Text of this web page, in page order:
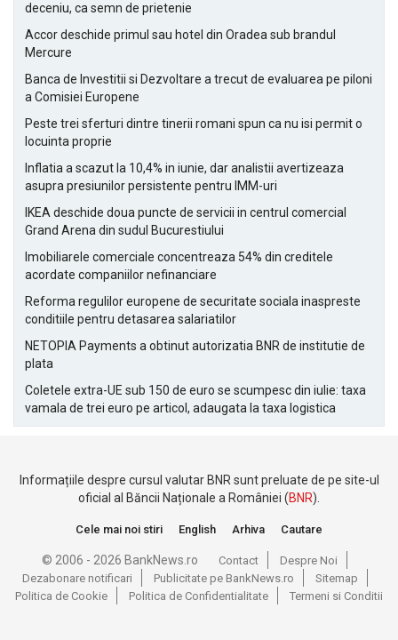
deceniu, ca semn de prietenie
Accor deschide primul sau hotel din Oradea sub brandul
Mercure
Banca de Investitii si Dezvoltare a trecut de evaluarea pe piloni
a Comisiei Europene
Peste trei sferturi dintre tinerii romani spun ca nu isi permit o
locuinta proprie
Inflatia a scazut la 10,4% in iunie, dar analistii avertizeaza
asupra presiunilor persistente pentru IMM-uri
IKEA deschide doua puncte de servicii in centrul comercial
Grand Arena din sudul Bucurestiului
Imobiliarele comerciale concentreaza 54% din creditele
acordate companiilor nefinanciare
Reforma regulilor europene de securitate sociala inaspreste
conditiile pentru detasarea salariatilor
NETOPIA Payments a obtinut autorizatia BNR de institutie de
plata
Coletele extra-UE sub 150 de euro se scumpesc din iulie: taxa
vamala de trei euro pe articol, adaugata la taxa logistica
Informațiile despre cursul valutar BNR sunt preluate de pe site-ul
oficial al Băncii Naționale a României (BNR).
Cele mai noi stiri English Arhiva Cautare
© 2006 - 2026 BankNews.ro Contact
Despre Noi
Dezabonare notificari
Publicitate pe BankNews.ro
Sitemap
Politica de Cookie
Politica de Confidentialitate Termeni si Conditii